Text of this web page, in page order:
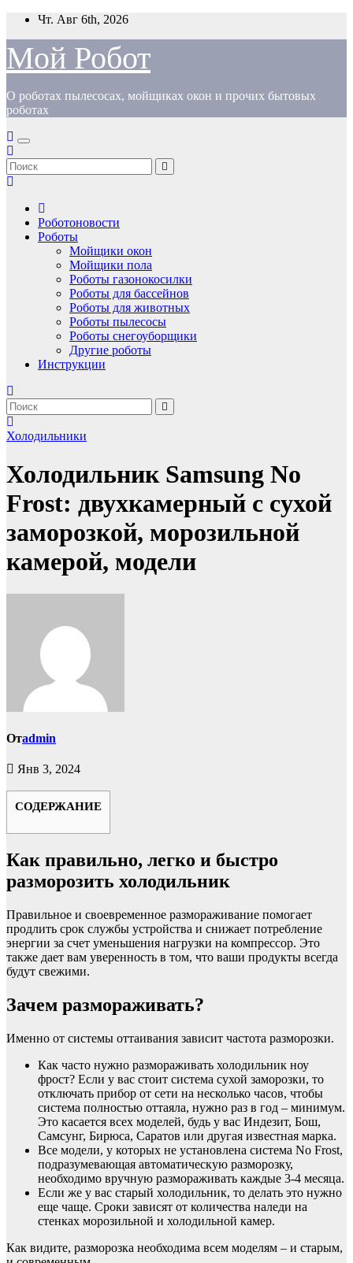
Перейти
содержимому
Чт. Авг 6th, 2026
Мой Робот
О роботах пылесосах, мойщиках окон и прочих бытовых
роботах
Роботоновости
Роботы
Мойщики окон
Мойщики пола
Роботы газонокосилки
Роботы для бассейнов
Роботы для животных
Роботы пылесосы
Роботы снегоуборщики
Другие роботы
Инструкции
Холодильники
Холодильник Samsung No
Frost: двухкамерный с сухой
заморозкой, морозильной
камерой, модели
Отadmin
Янв 3, 2024
СОДЕРЖАНИЕ
Как правильно, легко и быстро
разморозить холодильник
Правильное и своевременное размораживание помогает
продлить срок службы устройства и снижает потребление
энергии за счет уменьшения нагрузки на компрессор. Это
также дает вам уверенность в том, что ваши продукты всегда
будут свежими.
Зачем размораживать?
Именно от системы оттаивания зависит частота разморозки.
Как часто нужно размораживать холодильник ноу
фрост? Если у вас стоит система сухой заморозки, то
отключать прибор от сети на несколько часов, чтобы
система полностью оттаяла, нужно раз в год – минимум.
Это касается всех моделей, будь у вас Индезит, Бош,
Самсунг, Бирюса, Саратов или другая известная марка.
Все модели, у которых не установлена система No Frost,
подразумевающая автоматическую разморозку,
необходимо вручную размораживать каждые 3-4 месяца.
Если же у вас старый холодильник, то делать это нужно
еще чаще. Сроки зависят от количества наледи на
стенках морозильной и холодильной камер.
Как видите, разморозка необходима всем моделям – и старым,